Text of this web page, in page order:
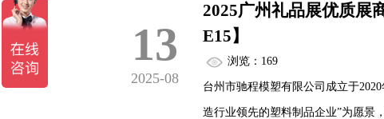
13
2025-08
2025广州礼品展优质展
E15】
浏览：169
台州市驰程模塑有限公司成立于
造行业领先的塑料制品企业”为愿景